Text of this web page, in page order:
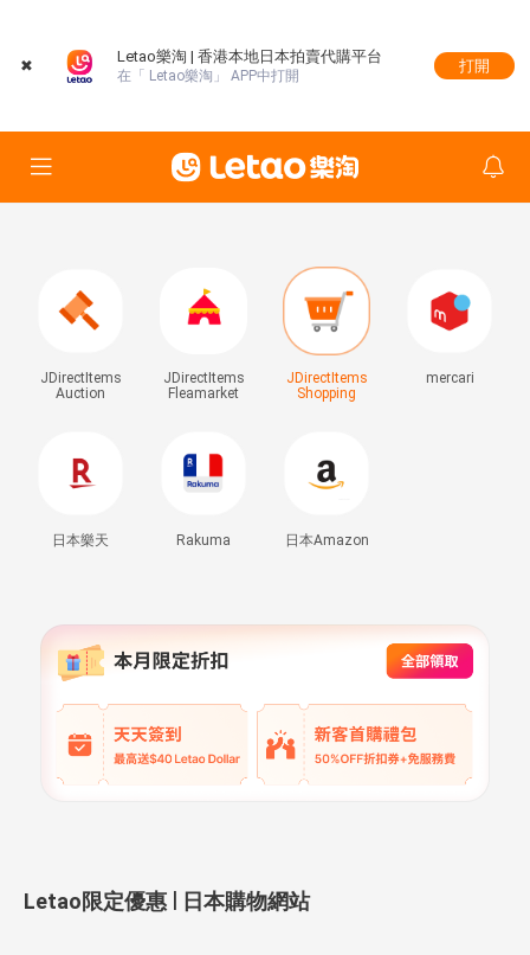
✖
Letao樂淘 | 香港本地日本拍賣代購平台
在「 Letao樂淘」 APP中打開
打開
JDirectItems
Auction
JDirectItems
Fleamarket
JDirectItems
Shopping
mercari
日本樂天 Rakuma 日本Amazon
Letao限定優惠 | 日本購物網站